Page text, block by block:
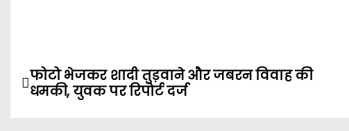
P
o
फोटो भेजकर शादी तुड़वाने और जबरन विवाह की
धमकी, युवक पर रिपोर्ट दर्ज